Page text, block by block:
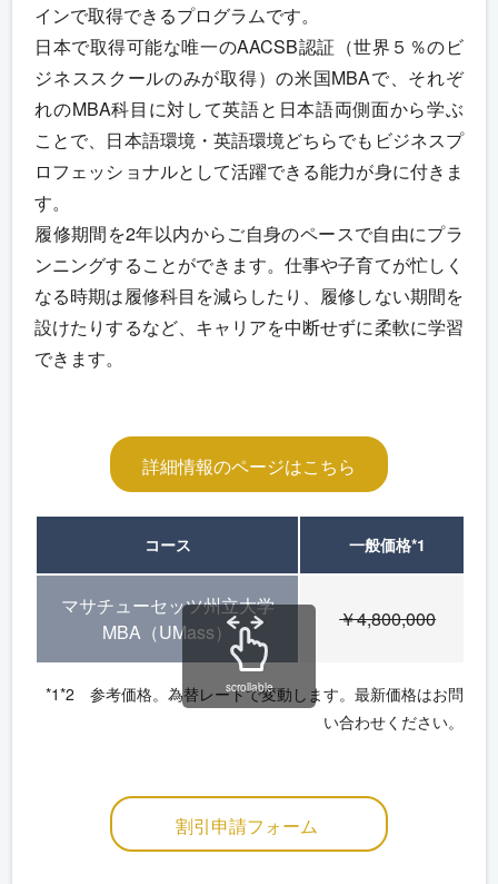
インで取得できるプログラムです。
日本で取得可能な唯一のAACSB認証（世界５％のビ
ジネススクールのみが取得）の米国MBAで、それぞ
れのMBA科目に対して英語と日本語両側面から学ぶ
ことで、日本語環境・英語環境どちらでもビジネスプ
ロフェッショナルとして活躍できる能力が身に付きま
す。
履修期間を2年以内からご自身のペースで自由にプラ
ンニングすることができます。仕事や子育てが忙しく
なる時期は履修科目を減らしたり、履修しない期間を
設けたりするなど、キャリアを中断せずに柔軟に学習
できます。
詳細情報のページはこちら
コース 一般価格*1
マサチューセッツ州立大学
MBA（UMass）
￥4,800,000
*1*2 参考価格。為替レートで変動します。最新価格はお問
い合わせください。
scrollable
割引申請フォーム